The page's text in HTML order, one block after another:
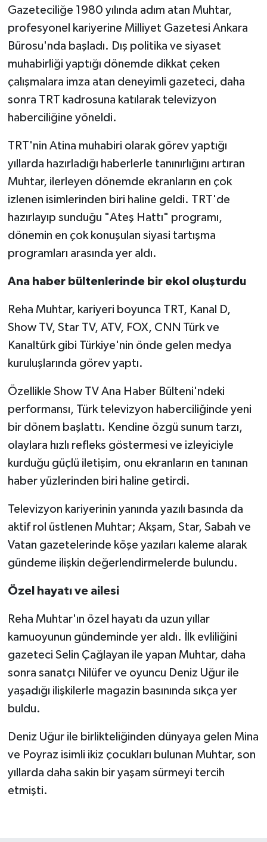
Gazeteciliğe 1980 yılında adım atan Muhtar,
profesyonel kariyerine Milliyet Gazetesi Ankara
Bürosu'nda başladı. Dış politika ve siyaset
muhabirliği yaptığı dönemde dikkat çeken
çalışmalara imza atan deneyimli gazeteci, daha
sonra TRT kadrosuna katılarak televizyon
haberciliğine yöneldi.
TRT'nin Atina muhabiri olarak görev yaptığı
yıllarda hazırladığı haberlerle tanınırlığını artıran
Muhtar, ilerleyen dönemde ekranların en çok
izlenen isimlerinden biri haline geldi. TRT'de
hazırlayıp sunduğu "Ateş Hattı" programı,
dönemin en çok konuşulan siyasi tartışma
programları arasında yer aldı.
Ana haber bültenlerinde bir ekol oluşturdu
Reha Muhtar, kariyeri boyunca TRT, Kanal D,
Show TV, Star TV, ATV, FOX, CNN Türk ve
Kanaltürk gibi Türkiye'nin önde gelen medya
kuruluşlarında görev yaptı.
Özellikle Show TV Ana Haber Bülteni'ndeki
performansı, Türk televizyon haberciliğinde yeni
bir dönem başlattı. Kendine özgü sunum tarzı,
olaylara hızlı refleks göstermesi ve izleyiciyle
kurduğu güçlü iletişim, onu ekranların en tanınan
haber yüzlerinden biri haline getirdi.
Televizyon kariyerinin yanında yazılı basında da
aktif rol üstlenen Muhtar; Akşam, Star, Sabah ve
Vatan gazetelerinde köşe yazıları kaleme alarak
gündeme ilişkin değerlendirmelerde bulundu.
Özel hayatı ve ailesi
Reha Muhtar'ın özel hayatı da uzun yıllar
kamuoyunun gündeminde yer aldı. İlk evliliğini
gazeteci Selin Çağlayan ile yapan Muhtar, daha
sonra sanatçı Nilüfer ve oyuncu Deniz Uğur ile
yaşadığı ilişkilerle magazin basınında sıkça yer
buldu.
Deniz Uğur ile birlikteliğinden dünyaya gelen Mina
ve Poyraz isimli ikiz çocukları bulunan Muhtar, son
yıllarda daha sakin bir yaşam sürmeyi tercih
etmişti.